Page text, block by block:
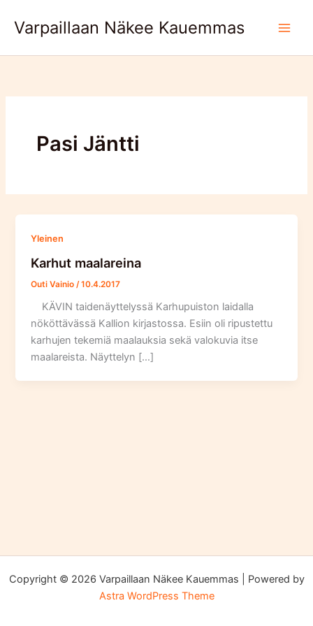
Varpaillaan Näkee Kauemmas
Pasi Jäntti
Yleinen
Karhut maalareina
Outi Vainio /10.4.2017
KÄVIN taidenäyttelyssä Karhupuiston laidalla
nököttävässä Kallion kirjastossa. Esiin oli ripustettu
karhujen tekemiä maalauksia sekä valokuvia itse
maalareista. Näyttelyn […]
Copyright © 2026 Varpaillaan Näkee Kauemmas | Powered by
Astra WordPress Theme